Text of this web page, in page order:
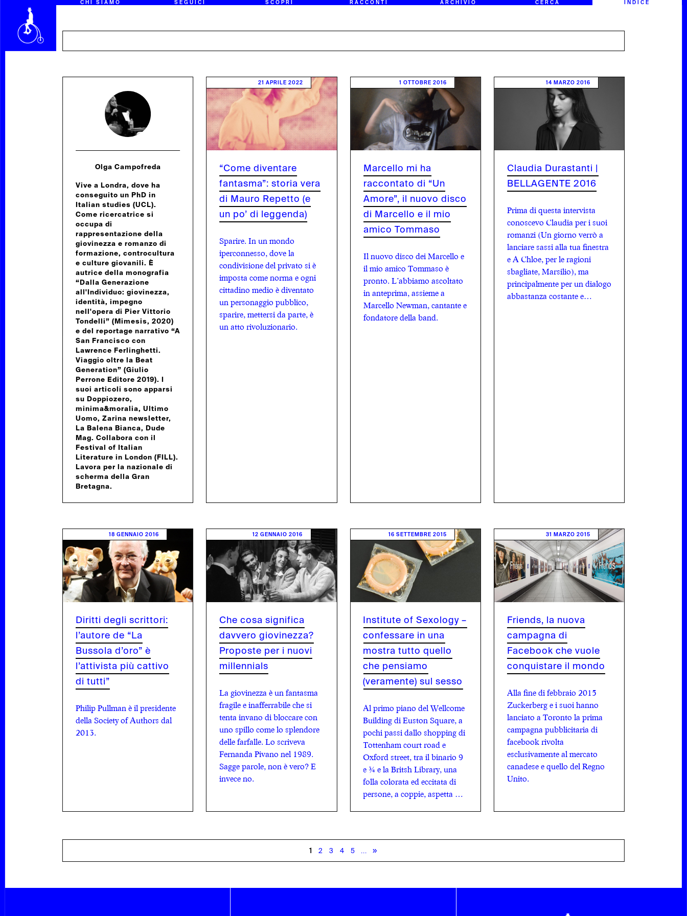
DUDE
INSTAGRAM
CHI SIAMO SEGUICI SCOPRI RACCONTI ARCHIVIO CERCA INDICE
Olga Campofreda
Vive a Londra, dove ha
conseguito un PhD in
Italian studies (UCL).
Come ricercatrice si
occupa di
rappresentazione della
giovinezza e romanzo di
formazione, controcultura
e culture giovanili. È
autrice della monografia
“Dalla Generazione
all'Individuo: giovinezza,
identità, impegno
nell'opera di Pier Vittorio
Tondelli” (Mimesis, 2020)
e del reportage narrativo “A
San Francisco con
Lawrence Ferlinghetti.
Viaggio oltre la Beat
Generation” (Giulio
Perrone Editore 2019). I
suoi articoli sono apparsi
su Doppiozero,
minima&moralia, Ultimo
Uomo, Zarina newsletter,
La Balena Bianca, Dude
Mag. Collabora con il
Festival of Italian
Literature in London (FILL).
Lavora per la nazionale di
scherma della Gran
Bretagna.
21 APRILE 2022
“Come diventare
fantasma”: storia vera
di Mauro Repetto (e
un po’ di leggenda)
Sparire. In un mondo
iperconnesso, dove la
condivisione del privato si è
imposta come norma e ogni
cittadino medio è diventato
un personaggio pubblico,
sparire, mettersi da parte, è
un atto rivoluzionario.
1 OTTOBRE 2016
Marcello mi ha
raccontato di “Un
Amore”, il nuovo disco
di Marcello e il mio
amico Tommaso
Il nuovo disco dei Marcello e
il mio amico Tommaso è
pronto. L’abbiamo ascoltato
in anteprima, assieme a
Marcello Newman, cantante e
fondatore della band.
14 MARZO 2016
Claudia Durastanti |
BELLAGENTE 2016
Prima di questa intervista
conoscevo Claudia per i suoi
romanzi (Un giorno verrò a
lanciare sassi alla tua finestra
e A Chloe, per le ragioni
sbagliate, Marsilio), ma
principalmente per un dialogo
abbastanza costante e
18 GENNAIO 2016
Diritti degli scrittori:
l’autore de “La
Bussola d’oro” è
l’attivista più cattivo
di tutti”
Philip Pullman è il presidente
della Society of Authors dal
2013.
12 GENNAIO 2016
Che cosa significa
davvero giovinezza?
Proposte per i nuovi
millennials
La giovinezza è un fantasma
fragile e inafferrabile che si
tenta invano di bloccare con
uno spillo come lo splendore
delle farfalle. Lo scriveva
Fernanda Pivano nel 1989.
Sagge parole, non è vero? E
invece no.
16 SETTEMBRE 2015
Institute of Sexology –
confessare in una
mostra tutto quello
che pensiamo
(veramente) sul sesso
Al primo piano del Wellcome
Building di Euston Square, a
pochi passi dallo shopping di
Tottenham court road e
Oxford street, tra il binario 9
e ¾ e la Britsh Library, una
folla colorata ed eccitata di
persone, a coppie, aspetta di
31 MARZO 2015
Friends, la nuova
campagna di
Facebook che vuole
conquistare il mondo
Alla fine di febbraio 2015
Zuckerberg e i suoi hanno
lanciato a Toronto la prima
campagna pubblicitaria di
facebook rivolta
esclusivamente al mercato
canadese e quello del Regno
Unito.
1 2 3 4 5 ... »